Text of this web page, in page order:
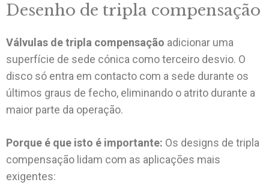
Desenho de tripla compensação
Válvulas de tripla compensação adicionar uma
superfície de sede cónica como terceiro desvio. O
disco só entra em contacto com a sede durante os
últimos graus de fecho, eliminando o atrito durante a
maior parte da operação.
Porque é que isto é importante: Os designs de tripla
compensação lidam com as aplicações mais
exigentes: